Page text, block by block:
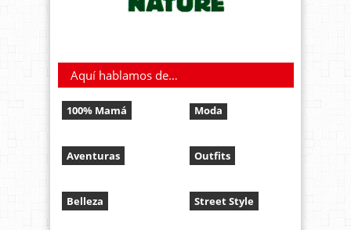
Aquí hablamos de…
100% Mamá
Aventuras
Belleza
Moda
Outfits
Street Style